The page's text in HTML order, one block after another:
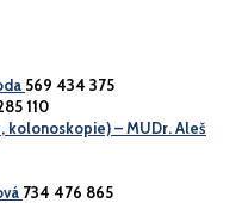
569 434 375
110
– MUDr. Aleš
734 476 865